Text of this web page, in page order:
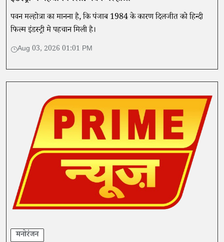
पवन मल्होत्रा का मानना है, कि पंजाब 1984 के कारण दिलजीत को हिन्दी
फिल्म इंडस्ट्री मे पहचान मिली है।
Aug 03, 2026 01:01 PM
मनोरंजन